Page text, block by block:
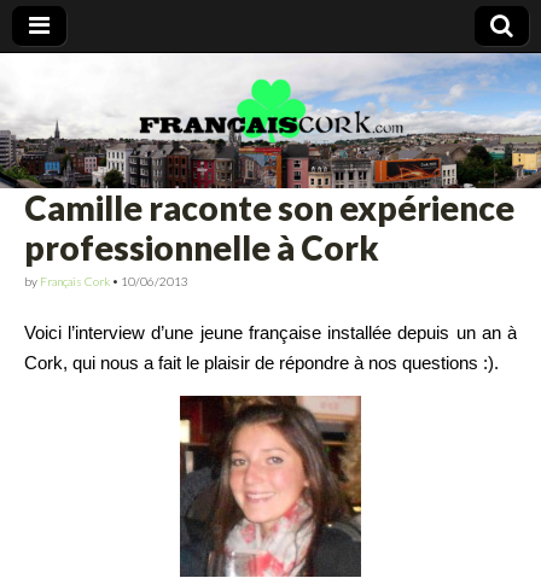
Francais Cork
Camille raconte son expérience
professionnelle à Cork
by Français Cork • 10/06/2013
Voici l’interview d’une jeune française installée depuis un an à
Cork, qui nous a fait le plaisir de répondre à nos questions :).